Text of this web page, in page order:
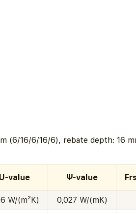
(6/16/6/16/6), rebate depth: 16
U-value Ψ-value
W/(m²K) 0,027 W/(mK)